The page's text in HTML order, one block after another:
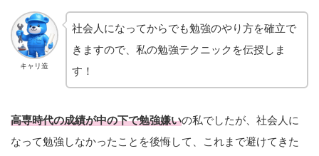
キャリ造
社会人になってからでも勉強のやり方を確立で
きますので、私の勉強テクニックを伝授しま
す！
高専時代の成績が中の下で勉強嫌いの私でしたが、社会人に
なって勉強しなかったことを後悔して、これまで避けてきた